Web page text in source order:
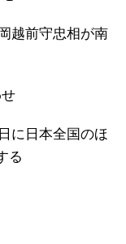
越前守忠相が南
に日本全国のほ
る